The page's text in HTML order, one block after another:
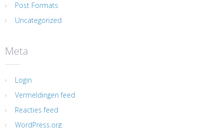
Post Formats
Uncategorized
Meta
Login
Vermeldingen feed
Reacties feed
WordPress.org